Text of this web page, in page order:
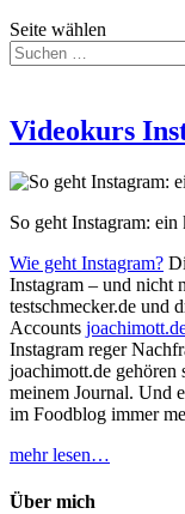
Seite wählen
Videokurs
So geht Instagram:
Wie geht Instagram?
Instagram – und nicht
testschmecker.de und
Accounts
Instagram reger
joachimott.de gehören
meinem Journal. Und
im Foodblog immer
mehr lesen…
Über mich